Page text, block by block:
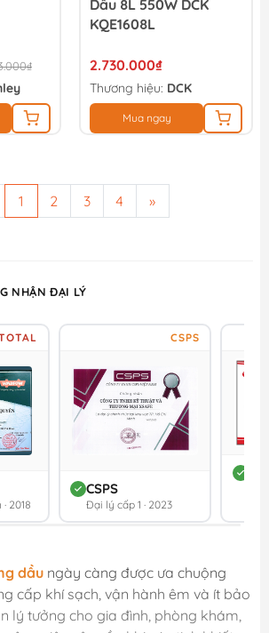
Dầu 8L 550W DCK
KQE1608L
2.730.000₫
Thương hiệu: DCK
Mua ngay
1 2 3 4 »
NHẬN ĐẠI LÝ
2018
CSPS
CSPS
Đại lý cấp 1 · 2023
dầu ngày càng được ưa chuộng
cấp khí sạch, vận hành êm và ít bảo
lý tưởng cho gia đình, phòng khám,